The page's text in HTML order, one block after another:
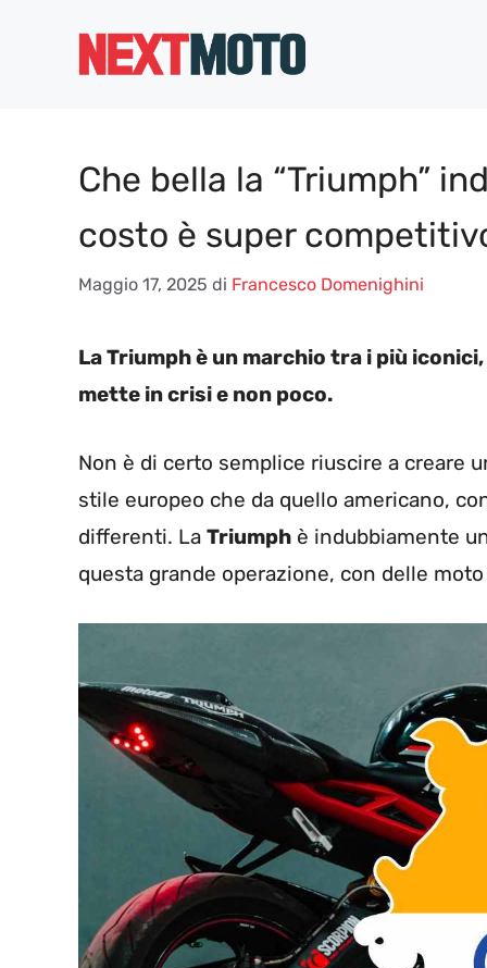
Che bella la “Triumph”
costo è super
Maggio 17, 2025 di Francesco Domenighini
La Triumph è un marchio tra i più
mette in crisi e non poco.
Non è di certo semplice riuscire a creare
stile europeo che da quello americano,
differenti. La Triumph è indubbiamente
questa grande operazione, con delle